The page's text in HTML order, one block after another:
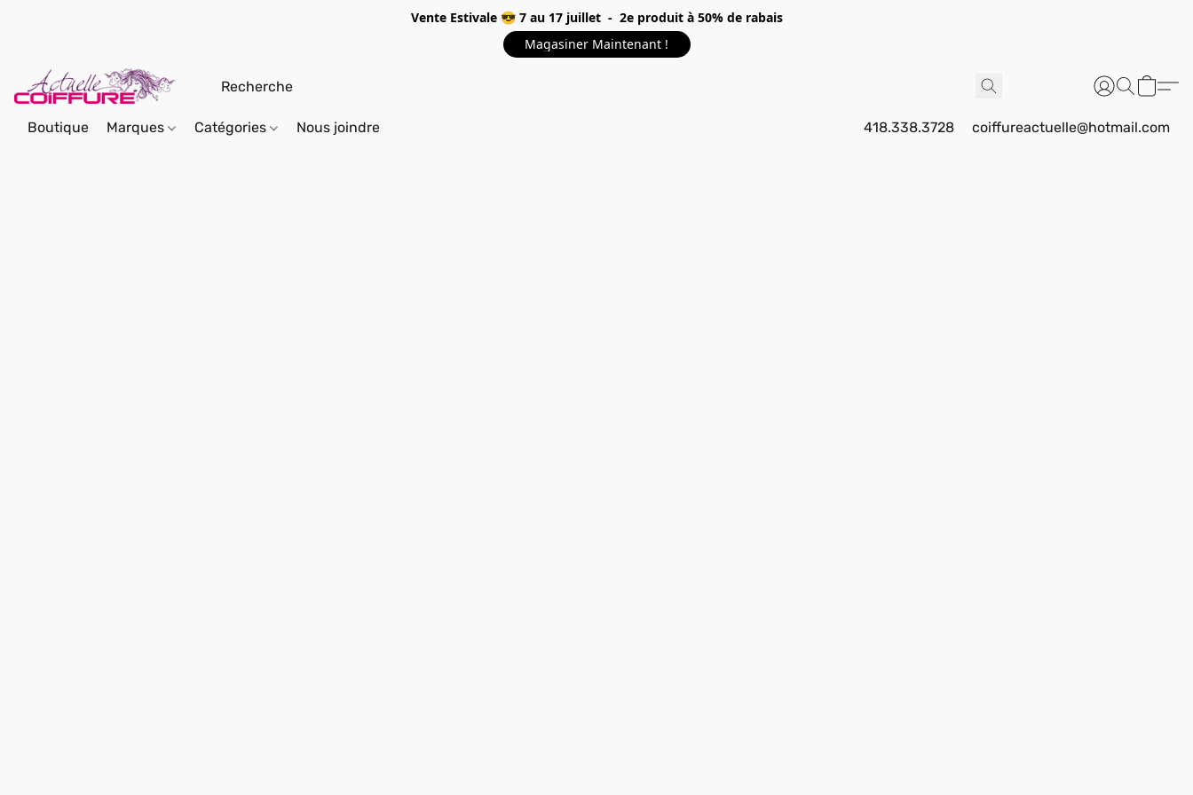
Vente Estivale 😎 7 au 17 juillet - 2e produit à 50% de rabais
Magasiner Maintenant !
Boutique Marques Catégories Nous joindre 418.338.3728 coiffureactuelle@hotmail.com